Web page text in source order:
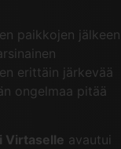
paikkojen jälkeen
erittäin järkevää
ongelmaa pitää
Virtaselle avautui